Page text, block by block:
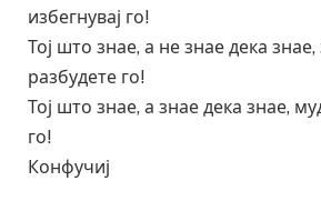
избегнувај го!
Тој што знае, а не знае дека знае,
разбудете го!
Тој што знае, а знае дека знае,
го!
Конфучиј